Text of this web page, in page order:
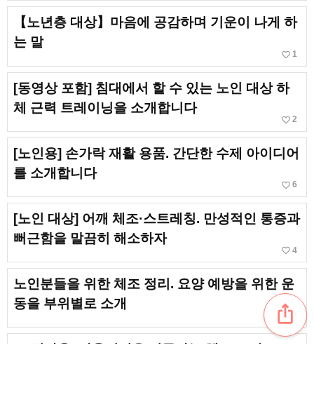
【노년층 대상】마음에 공감하며 기운이 나게 하
는 말
favorite_border 1
[동영상 포함] 침대에서 할 수 있는 노인 대상 하
체 근력 트레이닝을 소개합니다
favorite_border 2
[노인용] 손가락 재활 용품. 간단한 수제 아이디어
를 소개합니다
favorite_border 6
[노인 대상] 어깨 체조·스트레칭. 만성적인 통증과
뻐근함을 말끔히 해소하자
favorite_border 4
노인분들을 위한 체조 정리. 요양 예방을 위한 운
동을 부위별로 소개
favorite_border
ios_share